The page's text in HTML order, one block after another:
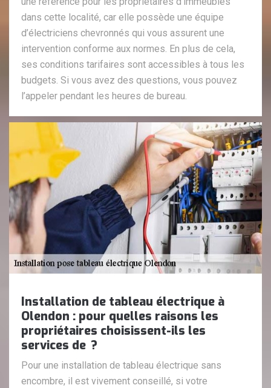
dans cette localité, car elle possède une équipe
d’électriciens chevronnés qui vous assurent une
intervention conforme aux normes. En plus de cela,
ses conditions tarifaires sont accessibles à tous les
budgets. Si vous avez des questions, vous pouvez
l’appeler pendant les heures de bureau.
Installation de tableau électrique à
Olendon : pour quelles raisons les
propriétaires choisissent-ils les
services de ?
Pour une installation de tableau électrique sans
encombre, il est vivement conseillé, si votre